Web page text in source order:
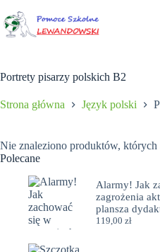
do
treści
Portrety pisarzy polskich B2
Strona główna Język polski
Nie znaleziono produktów, których
Polecane
Alarmy! Jak
zagrożenia
plansza
119,00zł